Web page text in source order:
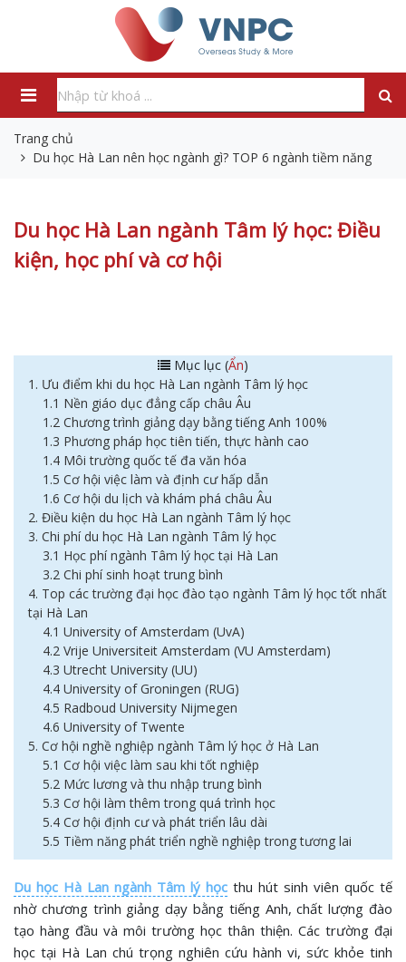
Trang chủ
Du học Hà Lan nên học ngành gì? TOP 6 ngành tiềm năng
Du học Hà Lan ngành Tâm lý học: Điều
kiện, học phí và cơ hội
Mục lục (Ẩn)
1. Ưu điểm khi du học Hà Lan ngành Tâm lý học
1.1 Nền giáo dục đẳng cấp châu Âu
1.2 Chương trình giảng dạy bằng tiếng Anh 100%
1.3 Phương pháp học tiên tiến, thực hành cao
1.4 Môi trường quốc tế đa văn hóa
1.5 Cơ hội việc làm và định cư hấp dẫn
1.6 Cơ hội du lịch và khám phá châu Âu
2. Điều kiện du học Hà Lan ngành Tâm lý học
3. Chi phí du học Hà Lan ngành Tâm lý học
3.1 Học phí ngành Tâm lý học tại Hà Lan
3.2 Chi phí sinh hoạt trung bình
4. Top các trường đại học đào tạo ngành Tâm lý học tốt nhất
tại Hà Lan
4.1 University of Amsterdam (UvA)
4.2 Vrije Universiteit Amsterdam (VU Amsterdam)
4.3 Utrecht University (UU)
4.4 University of Groningen (RUG)
4.5 Radboud University Nijmegen
4.6 University of Twente
5. Cơ hội nghề nghiệp ngành Tâm lý học ở Hà Lan
5.1 Cơ hội việc làm sau khi tốt nghiệp
5.2 Mức lương và thu nhập trung bình
5.3 Cơ hội làm thêm trong quá trình học
5.4 Cơ hội định cư và phát triển lâu dài
5.5 Tiềm năng phát triển nghề nghiệp trong tương lai
Du học Hà Lan ngành Tâm lý học thu hút sinh viên quốc tế
nhờ chương trình giảng dạy bằng tiếng Anh, chất lượng đào
tạo hàng đầu và môi trường học thân thiện. Các trường đại
học tại Hà Lan chú trọng nghiên cứu hành vi, sức khỏe tinh